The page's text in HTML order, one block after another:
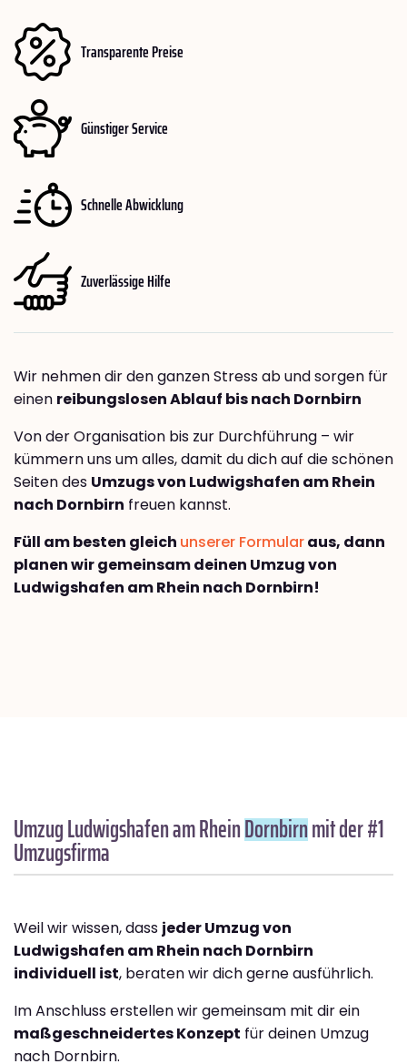
Transparente Preise
Günstiger Service
Schnelle Abwicklung
Zuverlässige Hilfe
Wir nehmen dir den ganzen Stress ab und sorgen für
einen reibungslosen Ablauf bis nach Dornbirn
Von der Organisation bis zur Durchführung – wir
kümmern uns um alles, damit du dich auf die schönen
Seiten des Umzugs von Ludwigshafen am Rhein
nach Dornbirn freuen kannst.
Füll am besten gleich unserer Formularaus, dann
planen wir gemeinsam deinen Umzug von
Ludwigshafen am Rhein nach Dornbirn!
Umzug Ludwigshafen am RheinDornbirnmit der #1
Umzugsfirma
Weil wir wissen, dass jeder Umzug von
Ludwigshafen am Rhein nach Dornbirn
individuell ist, beraten wir dich gerne ausführlich.
Im Anschluss erstellen wir gemeinsam mit dir ein
maßgeschneidertes Konzept für deinen Umzug
nach Dornbirn.